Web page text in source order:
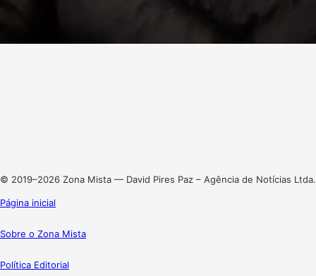
© 2019–2026 Zona Mista — David Pires Paz – Agência de Notícias Ltda.
Página inicial
Sobre o Zona Mista
Política Editorial